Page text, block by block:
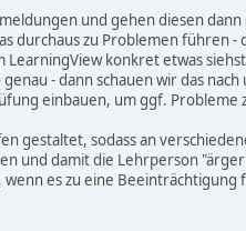
und gehen diesen
durchaus zu Problemen führen
konkret etwas
- dann schauen wir das
einbauen, um ggf. Probleme
gestaltet, sodass an
und damit die Lehrperson
es zu eine